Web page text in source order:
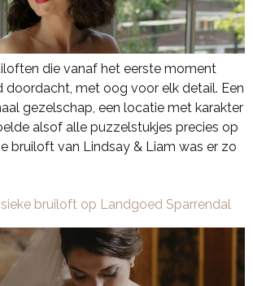
die vanaf het eerste moment
doordacht, met oog voor elk detail. Een
gezelschap, een locatie met karakter
alsof alle puzzelstukjes precies op
bruiloft van Lindsay & Liam was er zo
bruiloft op Landgoed Sparrendal